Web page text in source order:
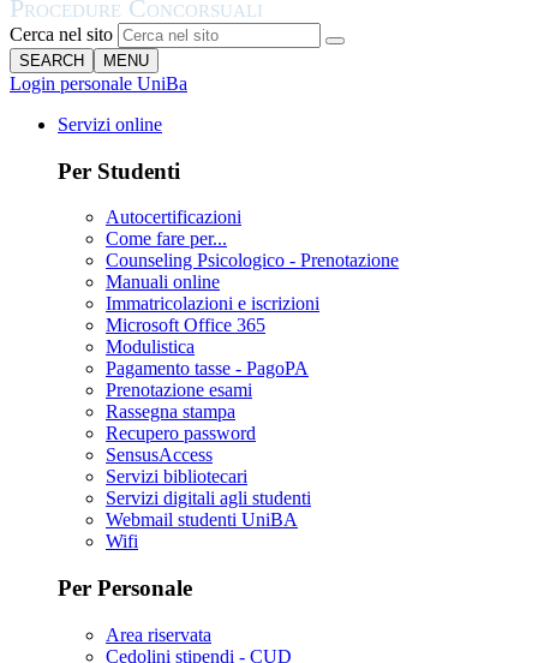
Cerca nel sito
SEARCH MENU
Login personale UniBa
Servizi online
Per Studenti
Autocertificazioni
Come fare per...
Counseling Psicologico - Prenotazione
Manuali online
Immatricolazioni e iscrizioni
Microsoft Office 365
Modulistica
Pagamento tasse - PagoPA
Prenotazione esami
Rassegna stampa
Recupero password
SensusAccess
Servizi bibliotecari
Servizi digitali agli studenti
Webmail studenti UniBA
Wifi
Per Personale
Area riservata
Cedolini stipendi - CUD